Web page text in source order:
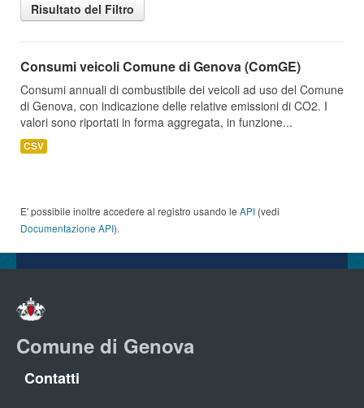
Risultato del Filtro
Consumi veicoli Comune di Genova (ComGE)
Consumi annuali di combustibile dei veicoli ad uso del Comune
di Genova, con indicazione delle relative emissioni di CO2. I
valori sono riportati in forma aggregata, in funzione...
CSV
E' possibile inoltre accedere al registro usando le API (vedi
Documentazione API).
Comune di Genova
Contatti